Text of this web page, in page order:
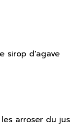
sirop d'agave
arroser du jus